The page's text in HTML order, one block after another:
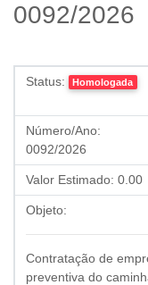
0092/2026
Status: Homologada
Número/Ano:
0092/2026
Valor Estimado: 0.00
Objeto:
Contratação de
preventiva do